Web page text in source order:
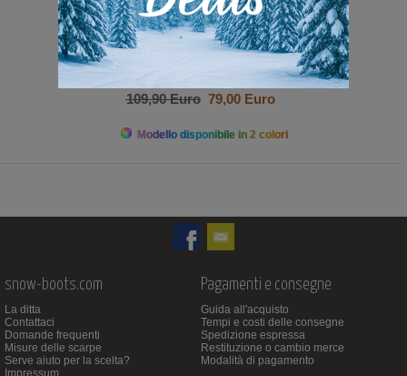
109,90 Euro79,00 Euro
Modello disponibile in 2 colori
snow-boots.com
La ditta
Contattaci
Domande frequenti
Misure delle scarpe
Serve aiuto per la scelta?
Impressum
Pagamenti e consegne
Guida all'acquisto
Tempi e costi delle consegne
Spedizione espressa
Restituzione o cambio merce
Modalità di pagamento